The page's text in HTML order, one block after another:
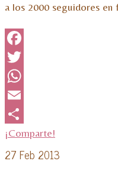
a los 2000 seguidores
Facebook
Twitter
WhatsApp
Email
¡Comparte!
27 Feb 2013